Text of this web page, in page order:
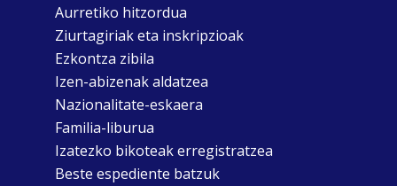
Aurretiko hitzordua
Ziurtagiriak eta inskripzioak
Ezkontza zibila
Izen-abizenak aldatzea
Nazionalitate-eskaera
Familia-liburua
Izatezko bikoteak erregistratzea
Beste espediente batzuk